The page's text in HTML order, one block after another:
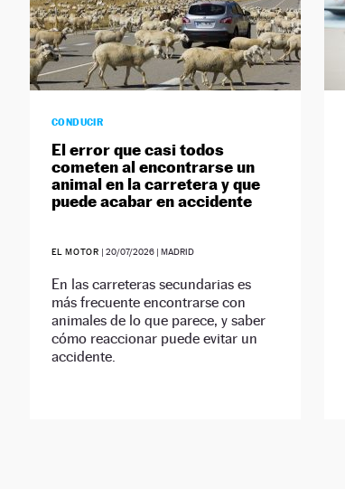
CONDUCIR
El error que casi todos
cometen al encontrarse un
animal en la carretera y que
puede acabar en accidente
EL MOTOR | 20/07/2026| MADRID
En las carreteras secundarias es
más frecuente encontrarse con
animales de lo que parece, y saber
cómo reaccionar puede evitar un
accidente.